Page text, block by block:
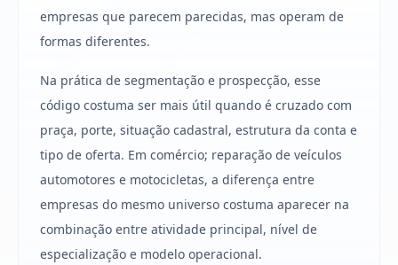
empresas que parecem parecidas, mas operam de
formas diferentes.
Na prática de segmentação e prospecção, esse
código costuma ser mais útil quando é cruzado com
praça, porte, situação cadastral, estrutura da conta e
tipo de oferta. Em comércio; reparação de veículos
automotores e motocicletas, a diferença entre
empresas do mesmo universo costuma aparecer na
combinação entre atividade principal, nível de
especialização e modelo operacional.